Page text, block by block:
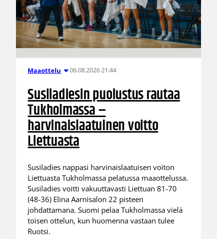
Maaottelu 06.08.2026 21:44
Susiladiesin puolustus rautaa
Tukholmassa –
harvinaislaatuinen voitto
Liettuasta
Susiladies nappasi harvinaislaatuisen voiton
Liettuasta Tukholmassa pelatussa maaottelussa.
Susiladies voitti vakuuttavasti Liettuan 81-70
(48-36) Elina Aarnisalon 22 pisteen
johdattamana. Suomi pelaa Tukholmassa vielä
toisen ottelun, kun huomenna vastaan tulee
Ruotsi.